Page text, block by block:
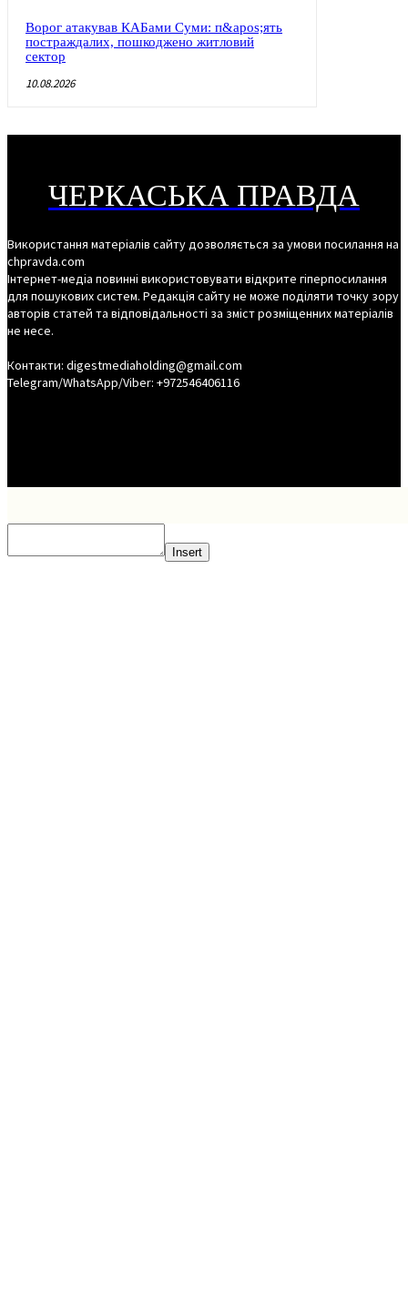
Ворог атакував КАБами Суми: п&apos;ять
постраждалих, пошкоджено житловий
сектор
10.08.2026
ЧЕРКАСЬКА ПРАВДА
Використання матеріалів сайту дозволяється за умови посилання на
chpravda.com
Інтернет-медіа повинні використовувати відкрите гіперпосилання
для пошукових систем. Редакція сайту не може поділяти точку зору
авторів статей та відповідальності за зміст розміщенних матеріалів
не несе.
Контакти: digestmediaholding@gmail.com
Telegram/WhatsApp/Viber: +972546406116
Insert